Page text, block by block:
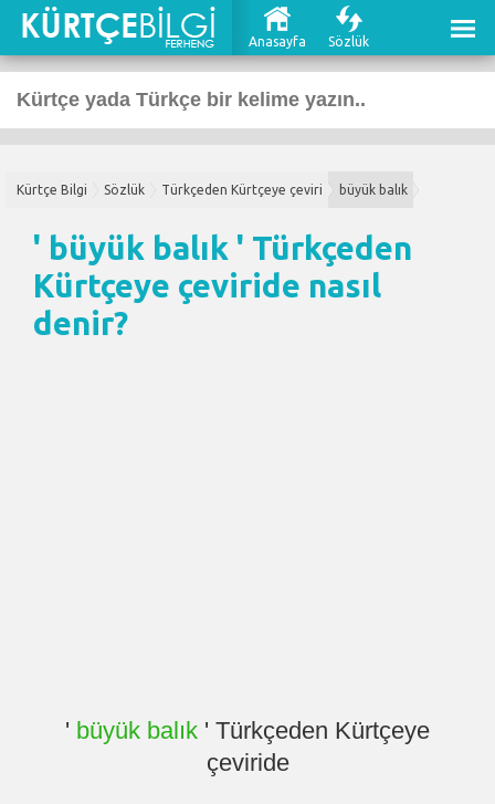
Anasayfa Sözlük
Kürtçe Bilgi Sözlük Türkçeden Kürtçeye çeviri büyük balık
' büyük balık ' Türkçeden
Kürtçeye çeviride nasıl
denir?
' büyük balık ' Türkçeden Kürtçeye
çeviride